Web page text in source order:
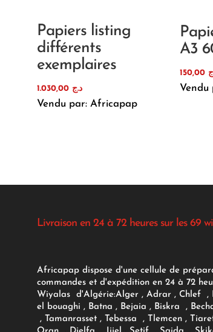
Papiers listing
différents
exemplaires
د.ج 1.030,00
Vendu par: Africapap
A3
150,00
Livraison en 24 à 72 heures sur les 69
Africapap dispose d'une cellule de
commandes et d'expédition en 24 à 72
Wiyalas d'Algérie:Alger , Adrar, Chlef ,
el bouaghi , Batna , Bejaia , Biskra ,
, Tamanrasset , Tebessa , Tlemcen ,